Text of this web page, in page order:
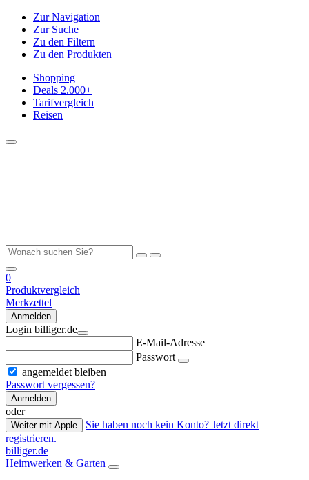
Zur Navigation
Zur Suche
Zu den Filtern
Zu den Produkten
Shopping
Deals 2.000+
Tarifvergleich
Reisen
0
Produktvergleich
Merkzettel
Anmelden
Login billiger.de
E-Mail-Adresse
Passwort
angemeldet bleiben
Passwort vergessen?
Anmelden
oder
Weiter mit Apple
Sie haben noch kein Konto? Jetzt direkt
registrieren.
billiger.de
Heimwerken & Garten